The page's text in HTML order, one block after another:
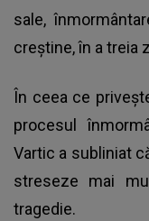
sale,
creștine, în a treia
În ceea ce
procesul
Vartic a subliniat
streseze mai
tragedie.